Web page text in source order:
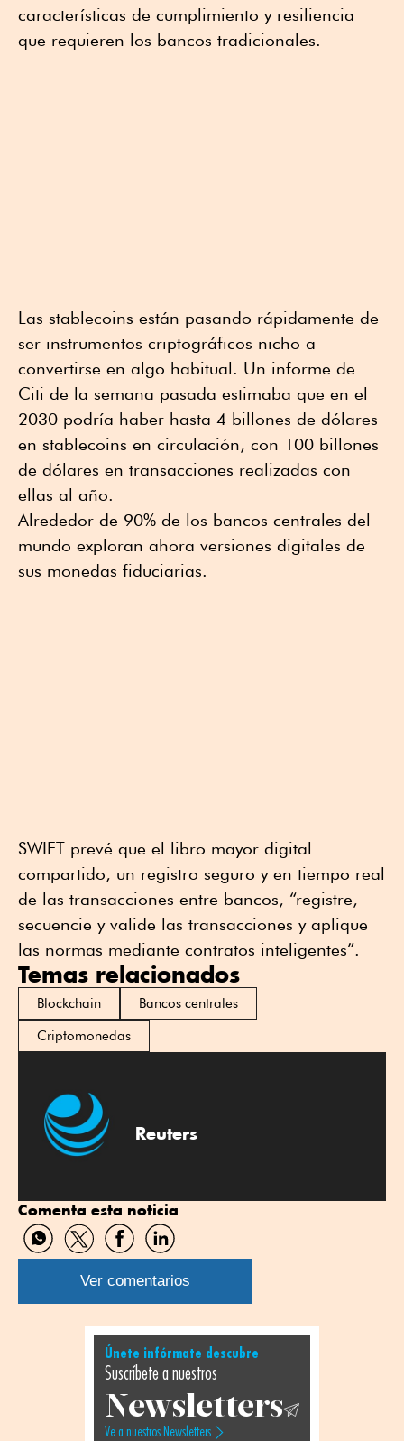
características de cumplimiento y resiliencia
que requieren los bancos tradicionales.
Las stablecoins están pasando rápidamente de
ser instrumentos criptográficos nicho a
convertirse en algo habitual. Un informe de
Citi de la semana pasada estimaba que en el
2030 podría haber hasta 4 billones de dólares
en stablecoins en circulación, con 100 billones
de dólares en transacciones realizadas con
ellas al año.
Alrededor de 90% de los bancos centrales del
mundo exploran ahora versiones digitales de
sus monedas fiduciarias.
SWIFT prevé que el libro mayor digital
compartido, un registro seguro y en tiempo real
de las transacciones entre bancos, “registre,
secuencie y valide las transacciones y aplique
las normas mediante contratos inteligentes”.
Temas relacionados
Blockchain
Bancos centrales
Criptomonedas
Reuters
Comenta esta noticia
Compartir
por
WhatsApp
Compartir
por
Twitter
Compartir
por
Facebook
Compartir
por
Linkedin
Ver comentarios
Únete infórmate descubre
Suscríbete a nuestros
Newsletters
Ve a nuestros Newsletters